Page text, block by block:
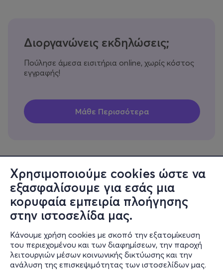
Χρησιμοποιούμε cookies ώστε να
εξασφαλίσουμε για εσάς μια
κορυφαία εμπειρία πλοήγησης
στην ιστοσελίδα μας.
Κάνουμε χρήση cookies με σκοπό την εξατομίκευση
του περιεχομένου και των διαφημίσεων, την παροχή
λειτουργιών μέσων κοινωνικής δικτύωσης και την
ανάλυση της επισκεψιμότητας των ιστοσελίδων μας.
Διοργανώνεις εκδηλώσεις;
Πούλησε άμεσα εισιτήρια online, χωρίς κόστος
εγγραφής!
Πληροφορίες
Υποστήριξη
Stay Connected